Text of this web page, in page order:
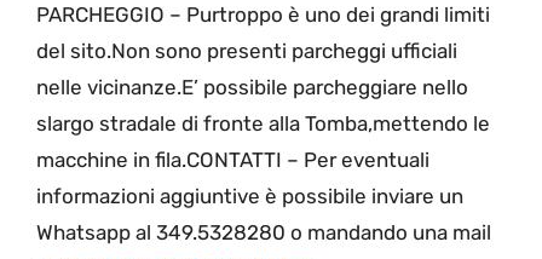
PARCHEGGIO – Purtroppo è uno dei grandi limiti
del sito.Non sono presenti parcheggi ufficiali
nelle vicinanze.E’ possibile parcheggiare nello
slargo stradale di fronte alla Tomba,mettendo le
macchine in fila.CONTATTI – Per eventuali
informazioni aggiuntive è possibile inviare un
Whatsapp al 349.5328280 o mandando una mail